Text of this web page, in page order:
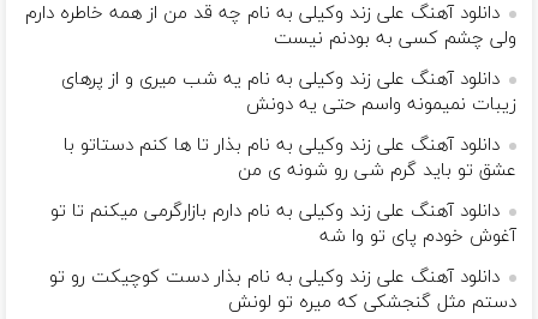
دانلود آهنگ علی زند وکیلی به نام چه قد من از همه خاطره دارم
ولی چشم كسی به بودنم نیست
دانلود آهنگ علی زند وکیلی به نام یه شب میرى و از پرهای
زيبات نمیمونه واسم حتی یه دونش
دانلود آهنگ علی زند وکیلی به نام بذار تا ها كنم دستاتو با
عشق تو باید گرم شی رو شونه ى من
دانلود آهنگ علی زند وکیلی به نام دارم بازارگرمی میكنم تا تو
آغوش خودم پای تو وا شه
دانلود آهنگ علی زند وکیلی به نام بذار دست كوچیكت رو تو
دستم مثل گنجشكی كه میره تو لونش